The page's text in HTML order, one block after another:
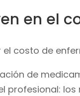
en el
costo de
de
profesional: